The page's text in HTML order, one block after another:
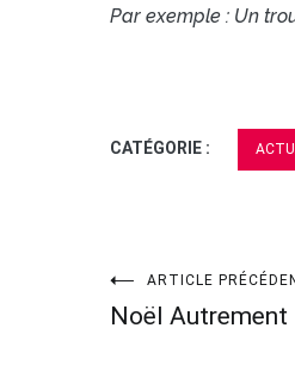
Par exemple : Un
CATÉGORIE :
ARTICLE
Noël Autrement